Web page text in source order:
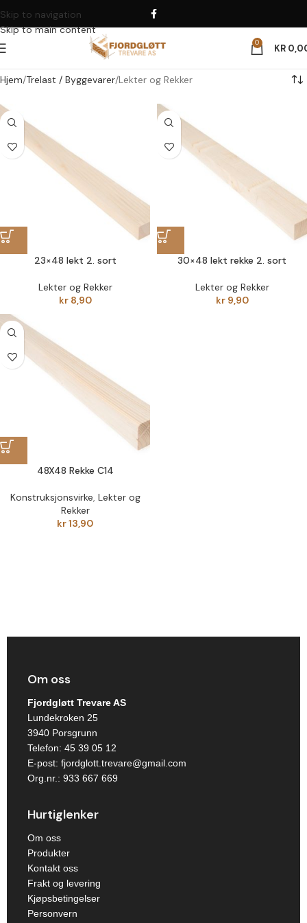
Skip to navigation
Skip to main content
0 KR
Hjem Trelast / Byggevarer Lekter og Rekker
23×48 lekt 2. sort
Lekter og Rekker
kr8,90
30×48 lekt rekke 2. sort
Lekter og Rekker
kr9,90
48X48 Rekke C14
Konstruksjonsvirke, Lekter og
Rekker
kr13,90
Om oss
Fjordgløtt Trevare AS
Lundekroken 25
3940 Porsgrunn
Telefon: 45 39 05 12
E-post: fjordglott.trevare@gmail.com
Org.nr.: 933 667 669
Hurtiglenker
Om oss
Produkter
Kontakt oss
Frakt og levering
Kjøpsbetingelser
Personvern